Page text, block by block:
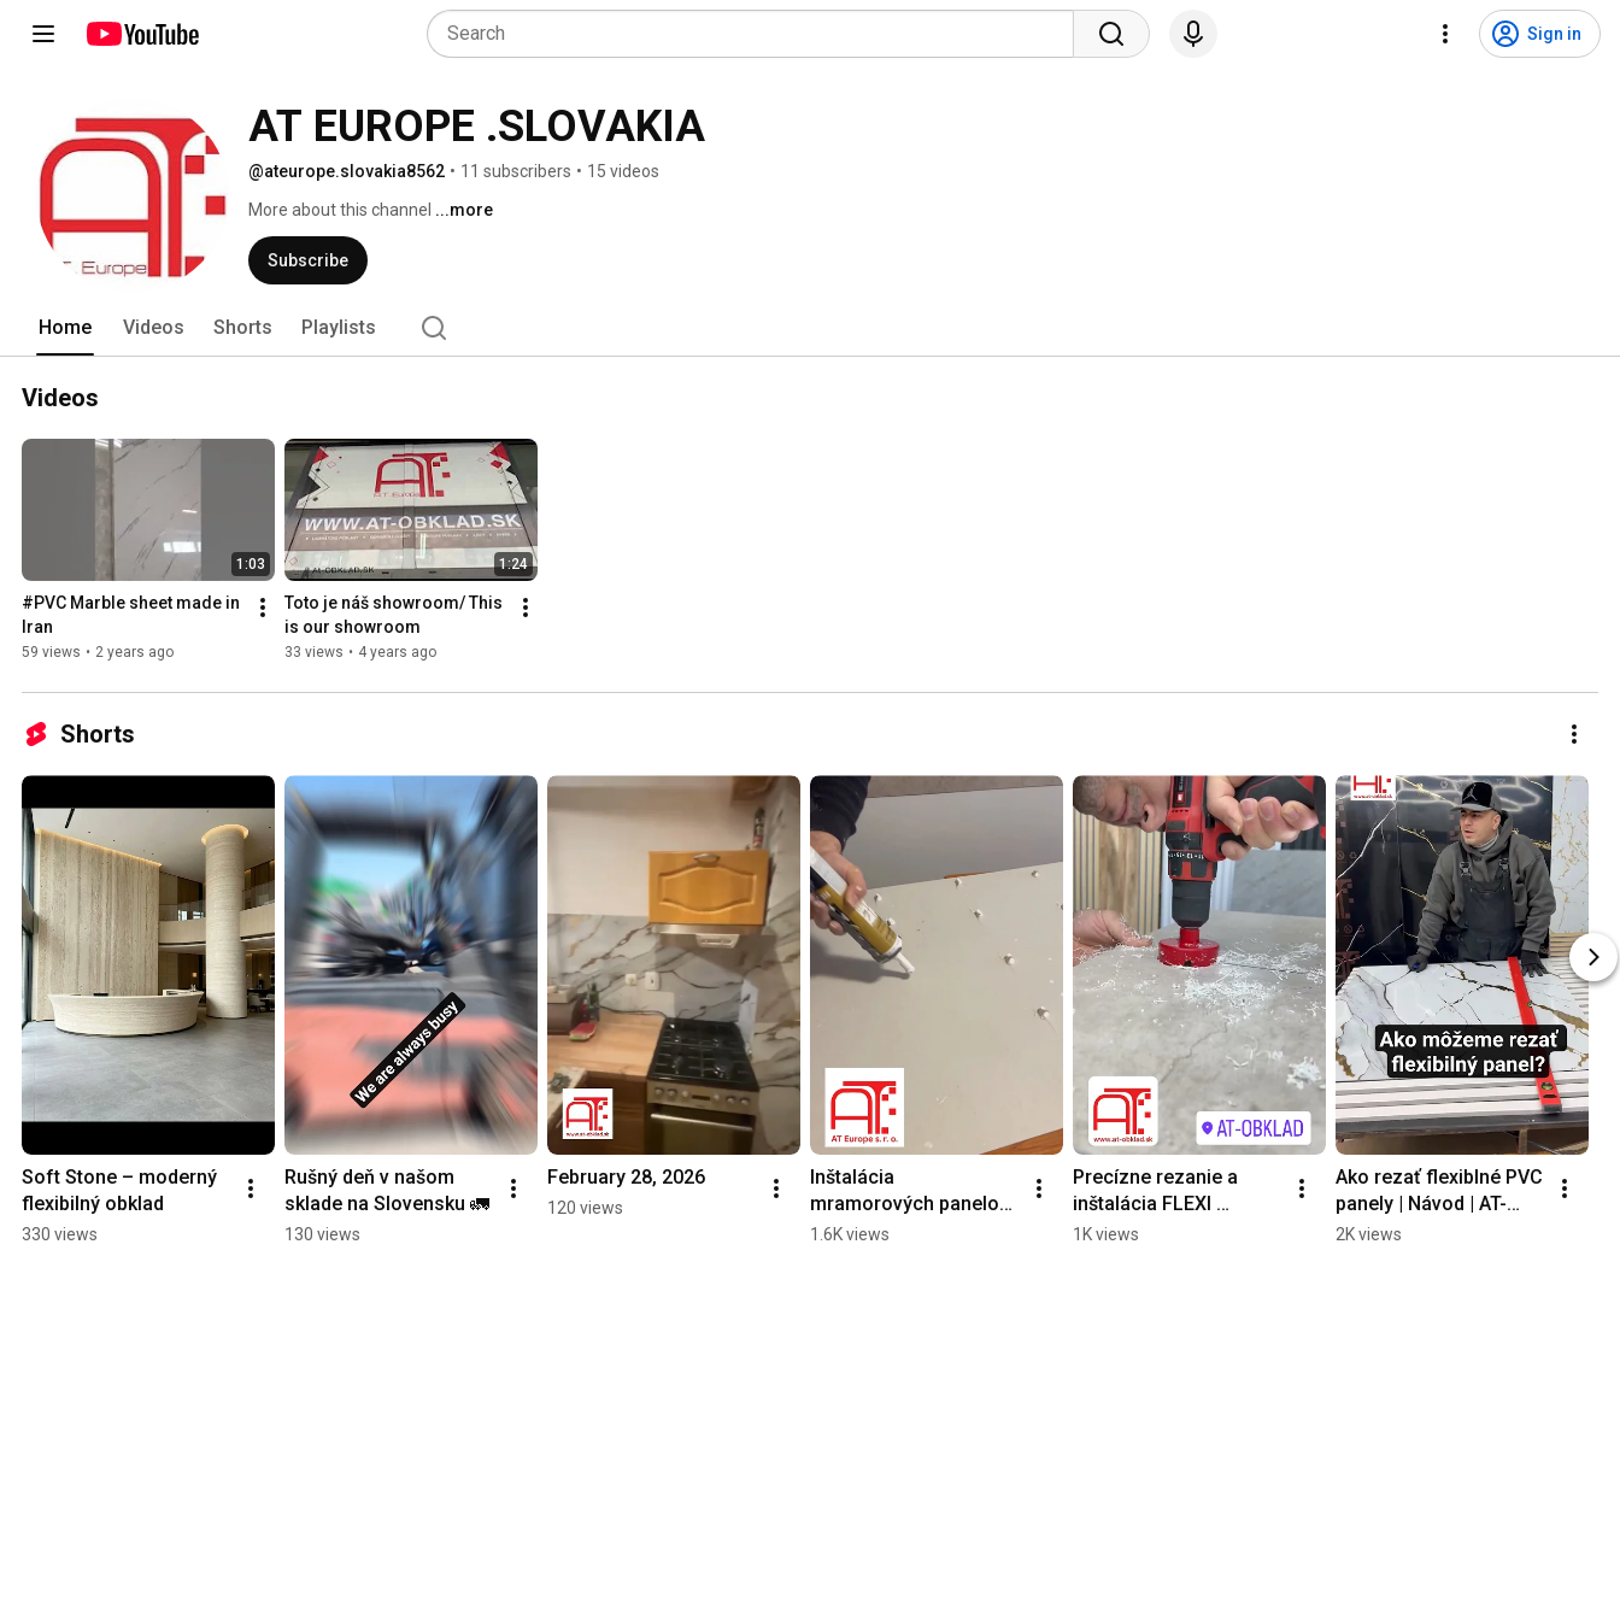
Sign in
AT EUROPE .SLOVAKIA
@ateurope.slovakia8562 • 11 subscribers • 15 videos
More about this channel ...more
Subscribe
Home Videos Shorts Playlists
Videos
1:03
#PVC Marble sheet made in
Iran
59 views • 2 years ago
1:24
Toto je náš showroom/ This
is our showroom
33 views • 4 years ago
Shorts
Soft Stone – moderný
flexibilný obklad
330 views
Rušný deň v našom
sklade na Slovensku 🚛
130 views
February 28, 2026
120 views
Inštalácia
mramorových panelov
(Marble Sheet) a ich
1.6K views
Precízne rezanie a
inštalácia FLEXI
panelov do kuchyne |
1K views
Ako rezať flexiblné PVC
panely | Návod | AT-
Europe s.r.o.
2K views